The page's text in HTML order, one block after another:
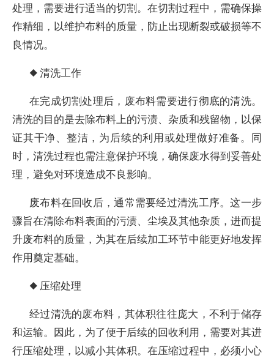
处理，需要进行适当的切割。在切割过程中，需确保操
作精细，以维护布料的质量，防止出现断裂或破损等不
良情况。
◆ 清洗工作
在完成切割处理后，废布料需要进行彻底的清洗。
清洗的目的是去除布料上的污渍、杂质和残留物，以保
证其干净、整洁，为后续的利用或处理做好准备。同
时，清洗过程也需注意保护环境，确保废水得到妥善处
理，避免对环境造成不良影响。
废布料在回收后，通常需要经过清洗工序。这一步
骤旨在清除布料表面的污渍、尘埃及其他杂质，进而提
升废布料的质量，为其在后续加工环节中能更好地发挥
作用奠定基础。
◆ 压缩处理
经过清洗的废布料，其体积往往庞大，不利于储存
和运输。因此，为了便于后续的回收利用，需要对其进
行压缩处理，以减小其体积。在压缩过程中，必须小心